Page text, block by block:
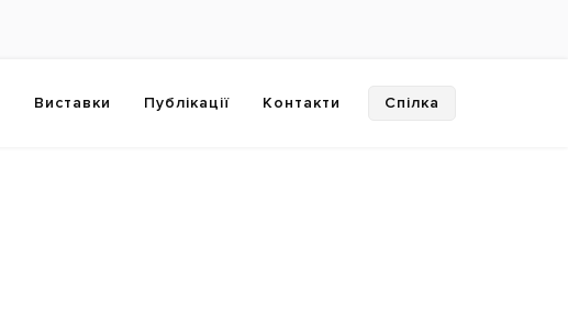
Виставки Публікації Контакти Спілка